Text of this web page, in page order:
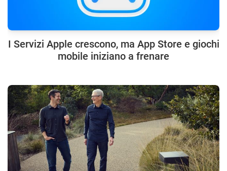
I Servizi Apple crescono, ma App Store e giochi
mobile iniziano a frenare